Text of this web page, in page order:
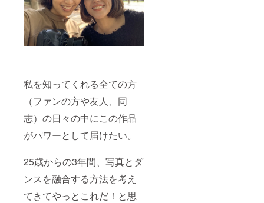
私を知ってくれる全ての方
（ファンの方や友人、同
志）の日々の中にこの作品
がパワーとして届けたい。
25歳からの3年間、写真とダ
ンスを融合する方法を考え
てきてやっとこれだ！と思